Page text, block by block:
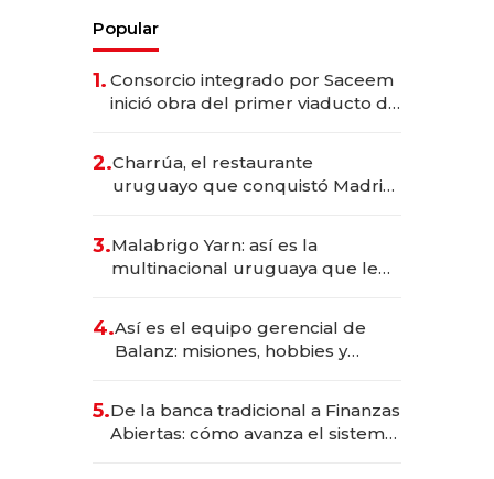
Popular
1. Consorcio integrado por Saceem
inició obra del primer viaducto de
millones
2.Charrúa, el restaurante
uruguayo que conquistó Madrid:
anticipación y prepara apertura
3.Malabrigo Yarn: así es la
multinacional uruguaya que le
4.Así es el equipo gerencial de
Balanz: misiones, hobbies y
5.De la banca tradicional a Finanzas
Abiertas: cómo avanza el sistema